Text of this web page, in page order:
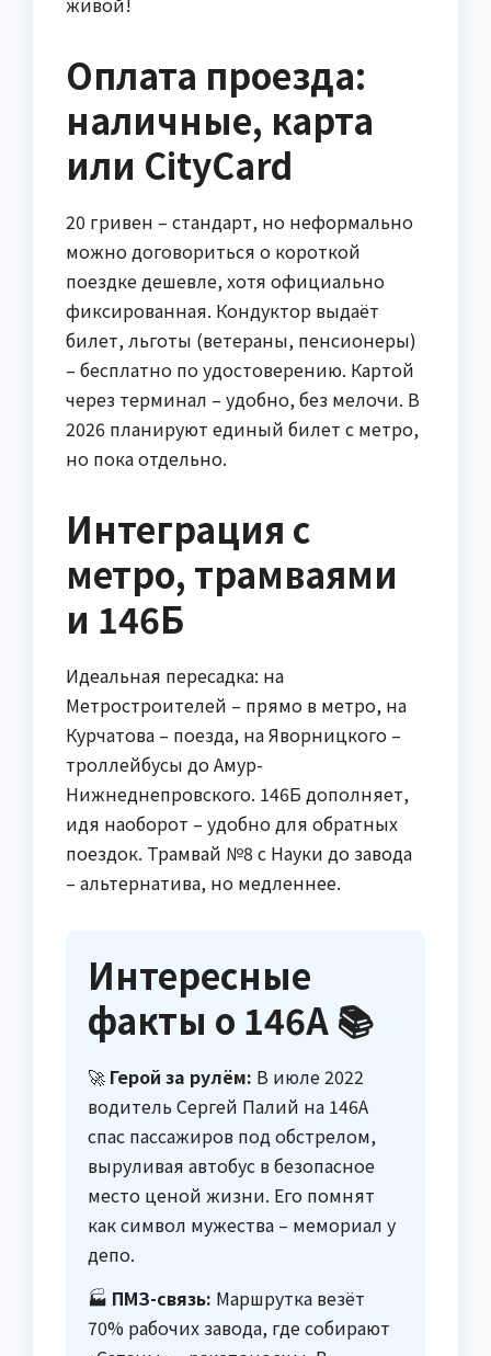
Оплата проезда:
наличные, карта
или CityCard
20 гривен – стандарт, но неформально
можно договориться о короткой
поездке дешевле, хотя официально
фиксированная. Кондуктор выдаёт
билет, льготы (ветераны, пенсионеры)
– бесплатно по удостоверению. Картой
через терминал – удобно, без мелочи. В
2026 планируют единый билет с метро,
но пока отдельно.
Интеграция с
метро, трамваями
и 146Б
Идеальная пересадка: на
Метростроителей – прямо в метро, на
Курчатова – поезда, на Яворницкого –
троллейбусы до Амур-
Нижнеднепровского. 146Б дополняет,
идя наоборот – удобно для обратных
поездок. Трамвай №8 с Науки до завода
– альтернатива, но медленнее.
Интересные
факты о 146А 📚
🚀 Герой за рулём: В июле 2022
водитель Сергей Палий на 146А
спас пассажиров под обстрелом,
выруливая автобус в безопасное
место ценой жизни. Его помнят
как символ мужества – мемориал у
депо.
🏭 ПМЗ-связь: Маршрутка везёт
70% рабочих завода, где собирают